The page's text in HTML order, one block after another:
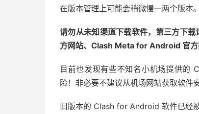
在版本管理上可能会稍微慢一两个版本。
请勿从未知渠道下载软件，第三方下
方网站、Clash Meta for Android 官方
目前也发现有些不知名小机场提供的
险！非必要不建议从机场网站获取软件安
旧版本的 Clash for Android 软件已经